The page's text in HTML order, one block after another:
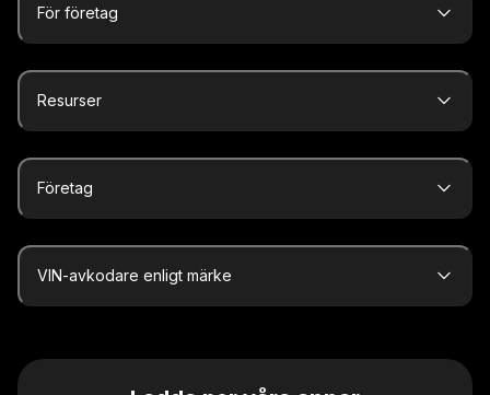
För företag
Resurser
Företag
VIN-avkodare enligt märke